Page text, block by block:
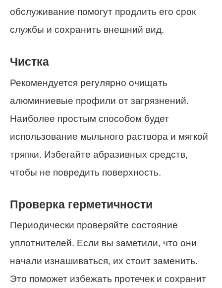
обслуживание помогут продлить его срок
службы и сохранить внешний вид.
Чистка
Рекомендуется регулярно очищать
алюминиевые профили от загрязнений.
Наиболее простым способом будет
использование мыльного раствора и мягкой
тряпки. Избегайте абразивных средств,
чтобы не повредить поверхность.
Проверка герметичности
Периодически проверяйте состояние
уплотнителей. Если вы заметили, что они
начали изнашиваться, их стоит заменить.
Это поможет избежать протечек и сохранит